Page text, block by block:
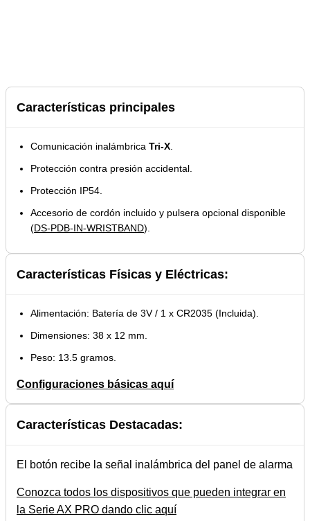
Características principales
Comunicación inalámbrica Tri-X
Protección contra presión accidental.
Protección IP54.
Accesorio de cordón incluido y pulsera opcional disponible
(DS-PDB-IN-WRISTBAND).
Características Físicas y Eléctricas:
Alimentación: Batería de 3V / 1 x CR2035 (Incluida).
Dimensiones: 38 x 12 mm.
Peso: 13.5 gramos.
Configuraciones básicas aquí
Características Destacadas:
El botón recibe la señal inalámbrica del panel de alarma
Conozca todos los dispositivos que pueden integrar en
la Serie AX PRO dando clic aquí